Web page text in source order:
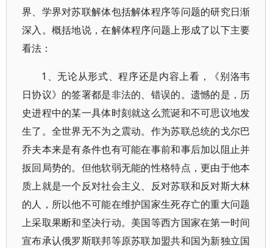
界、学界对苏联解体包括解体程序等问题的研究日渐
深入。概括地说，在解体程序问题上形成了以下主要
看法：
1、无论从形式、程序还是内容上看，《别洛韦
日协议》的签署都是非法的、错误的。遗憾的是，历
史进程中的某一具体时刻就这么荒诞和不可思议地发
生了。全世界无不为之震动。作为苏联总统的戈尔巴
乔夫本来是有条件也有可能在事前和事后加以阻止并
扳回局势的。但他软弱无能的性格特点，更由于他本
质上就是一个反对社会主义、反对苏联和反对斯大林
的人，所以他不可能在维护国家生死存亡的重大问题
上采取果断和坚决行动。美国等西方国家在第一时间
宣布承认俄罗斯联邦等原苏联加盟共和国为新独立国